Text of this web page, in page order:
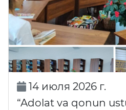
14 июля 2026 г.
“Adolat va qonun